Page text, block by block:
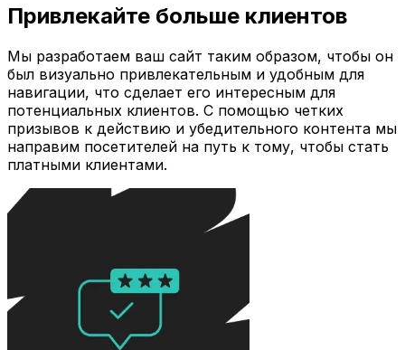
Привлекайте больше клиентов
Мы разработаем ваш сайт таким образом, чтобы он
был визуально привлекательным и удобным для
навигации, что сделает его интересным для
потенциальных клиентов. С помощью четких
призывов к действию и убедительного контента мы
направим посетителей на путь к тому, чтобы стать
платными клиентами.